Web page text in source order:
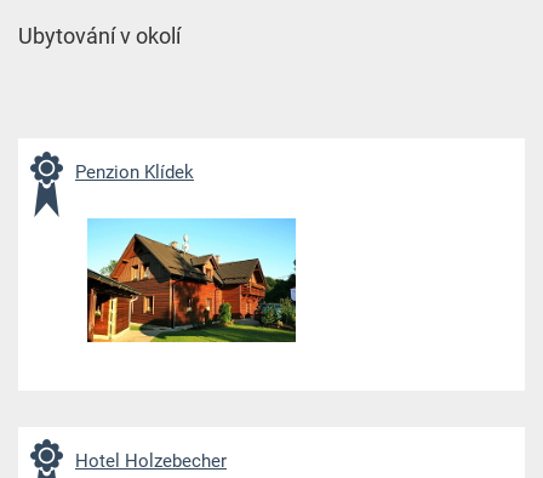
Ubytování v okolí
Penzion Klídek
Hotel Holzebecher